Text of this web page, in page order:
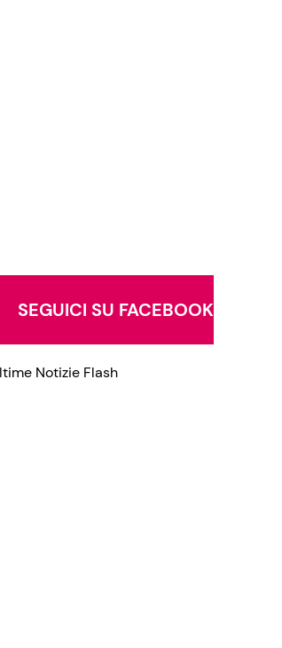
SEGUICI SU FACEBOOK
Notizie Flash